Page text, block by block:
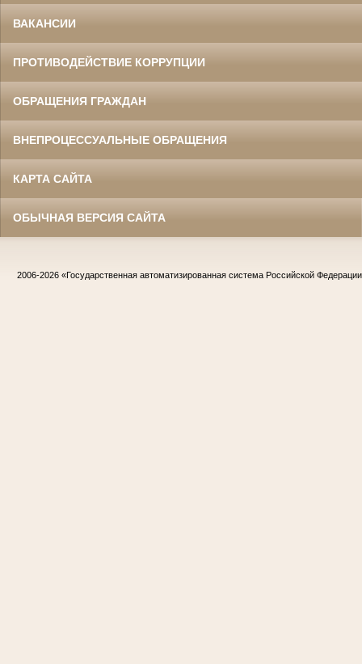
ВАКАНСИИ
ПРОТИВОДЕЙСТВИЕ КОРРУПЦИИ
ОБРАЩЕНИЯ ГРАЖДАН
ВНЕПРОЦЕССУАЛЬНЫЕ ОБРАЩЕНИЯ
КАРТА САЙТА
ОБЫЧНАЯ ВЕРСИЯ САЙТА
2006-2026 «Государственная автоматизированная система Российской